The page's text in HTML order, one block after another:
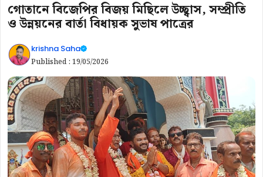
গোতানে বিজেপির বিজয় মিছিলে উচ্ছ্বাস, সম্প্রীতি
ও উন্নয়নের বার্তা বিধায়ক সুভাষ পাত্রের
krishna Saha
Published : 19/05/2026